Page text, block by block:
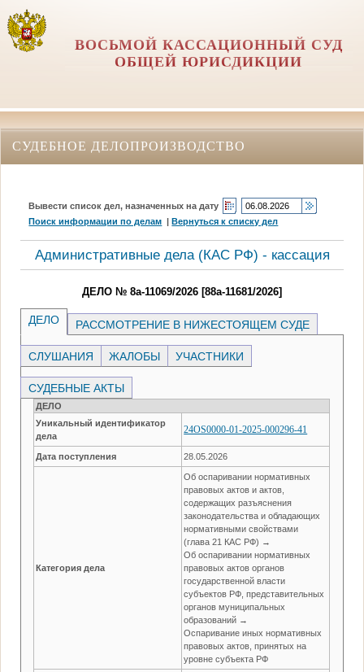
ВОСЬМОЙ КАССАЦИОННЫЙ СУД
ОБЩЕЙ ЮРИСДИКЦИИ
СУДЕБНОЕ ДЕЛОПРОИЗВОДСТВО
Вывести список дел, назначенных на дату
Поиск информации по делам |Вернуться к списку дел
Административные дела (КАC РФ) - кассация
ДЕЛО № 8а-11069/2026 [88а-11681/2026]
ДЕЛО РАССМОТРЕНИЕ В НИЖЕСТОЯЩЕМ СУДЕ
СЛУШАНИЯ ЖАЛОБЫ УЧАСТНИКИ
СУДЕБНЫЕ АКТЫ
ДЕЛО
Уникальный идентификатор
дела
24OS0000-01-2025-000296-41
Дата поступления 28.05.2026
Категория дела
Об оспаривании нормативных
правовых актов и актов,
содержащих разъяснения
законодательства и обладающих
нормативными свойствами
(глава 21 КАС РФ) →
Об оспаривании нормативных
правовых актов органов
государственной власти
субъектов РФ, представительных
органов муниципальных
образований →
Оспаривание иных нормативных
правовых актов, принятых на
уровне субъекта РФ